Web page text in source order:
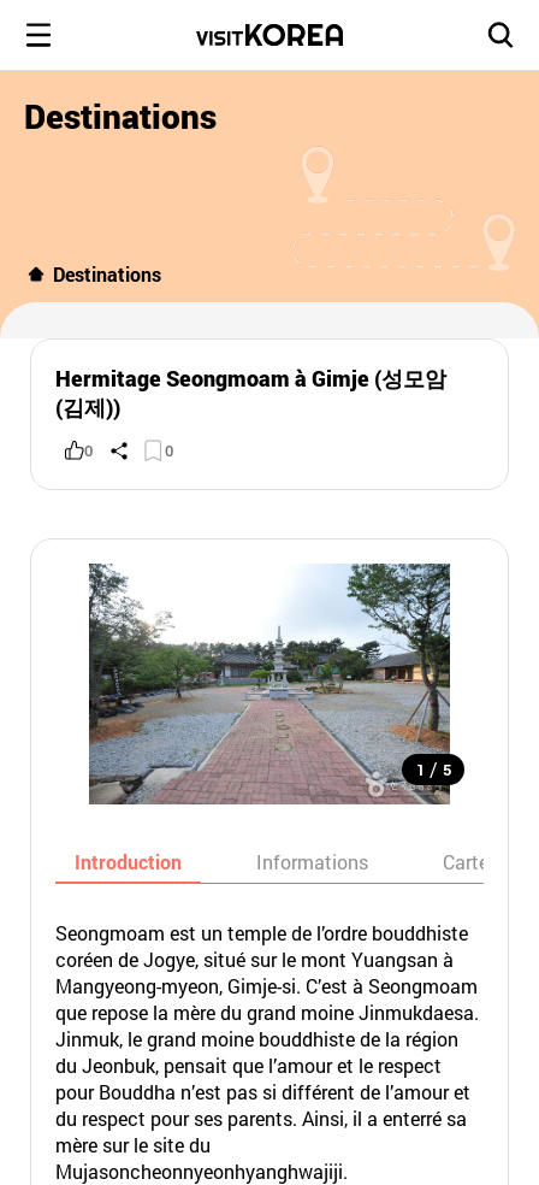
Destinations
Destinations
Hermitage Seongmoam à Gimje (성모암
(김제))
0 0
1 / 5
Introduction Informations Carte
Seongmoam est un temple de l’ordre bouddhiste
coréen de Jogye, situé sur le mont Yuangsan à
Mangyeong-myeon, Gimje-si. C’est à Seongmoam
que repose la mère du grand moine Jinmukdaesa.
Jinmuk, le grand moine bouddhiste de la région
du Jeonbuk, pensait que l’amour et le respect
pour Bouddha n’est pas si différent de l’amour et
du respect pour ses parents. Ainsi, il a enterré sa
mère sur le site du
Mujasoncheonnyeonhyanghwajiji.